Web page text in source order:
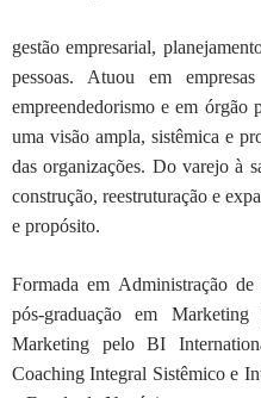
gestão empresarial,
pessoas. Atuou em
empreendedorismo e em órgão
uma visão ampla, sistêmica e
das organizações. Do varejo à
construção, reestruturação e
e propósito.
Formada em Administração
pós-graduação em
Marketing pelo BI
Coaching Integral Sistêmico e